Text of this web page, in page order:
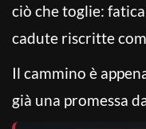
ciò che toglie:
cadute riscritte
Il cammino è
già una promessa